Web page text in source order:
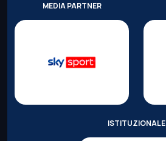
MEDIA PARTNER
ISTITUZIONALE